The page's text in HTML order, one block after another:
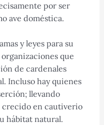
por ser
ave doméstica.
y leyes para su
que
de cardenales
Incluso hay quienes
llevando
crecido en cautiverio
hábitat natural.